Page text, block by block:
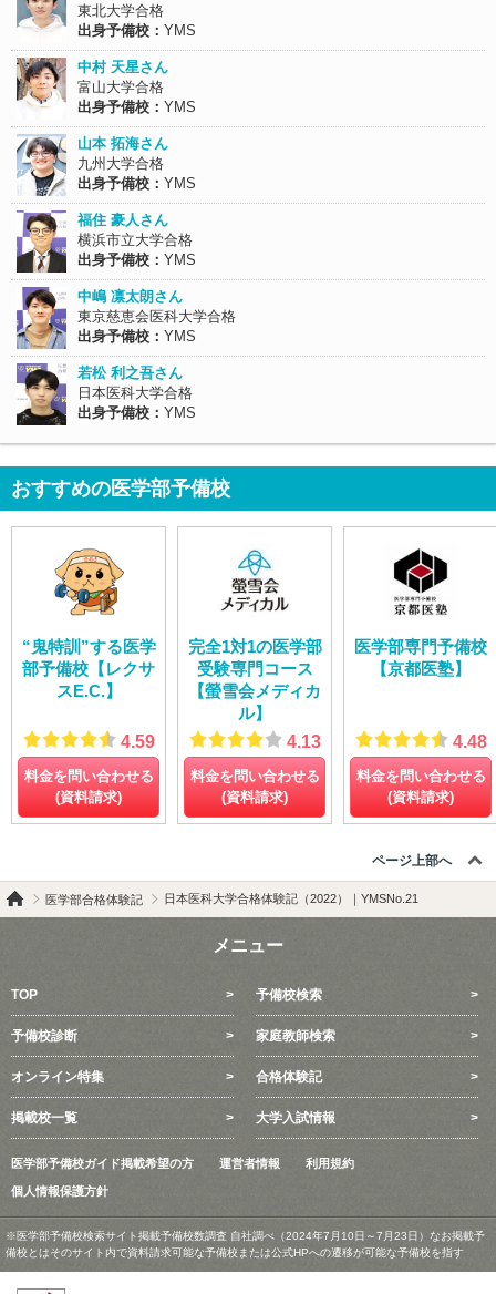
東北大学合格
出身予備校： YMS
中村 天星さん
富山大学合格
出身予備校： YMS
山本 拓海さん
九州大学合格
出身予備校： YMS
福住 豪人さん
横浜市立大学合格
出身予備校： YMS
中嶋 凛太朗さん
東京慈恵会医科大学合格
出身予備校： YMS
若松 利之吾さん
日本医科大学合格
出身予備校： YMS
おすすめの医学部予備校
“鬼特訓”する医学
部予備校【レクサ
スE.C.】
4.59
料金を問い合わせる
(資料請求)
完全1対1の医学部
受験専門コース
【螢雪会メディカ
ル】
4.13
料金を問い合わせる
(資料請求)
医学部専門予備校
【京都医塾】
4.48
料金を問い合わせる
(資料請求)
ページ上部へ
医学部合格体験記 日本医科大学合格体験記（2022）｜YMSNo.21
メニュー
TOP 予備校検索
予備校診断 家庭教師検索
オンライン特集 合格体験記
掲載校一覧 大学入試情報
医学部予備校ガイド掲載希望の方 運営者情報 利用規約
個人情報保護方針
※医学部予備校検索サイト掲載予備校数調査 自社調べ（2024年7月10日～7月23日）なお掲載予
備校とはそのサイト内で資料請求可能な予備校または公式HPへの遷移が可能な予備校を指す